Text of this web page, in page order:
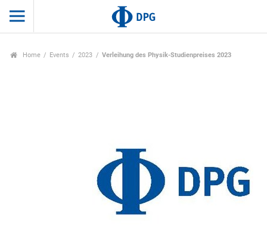
Home Events 2023 Verleihung des Physik-Studienpreises 2023